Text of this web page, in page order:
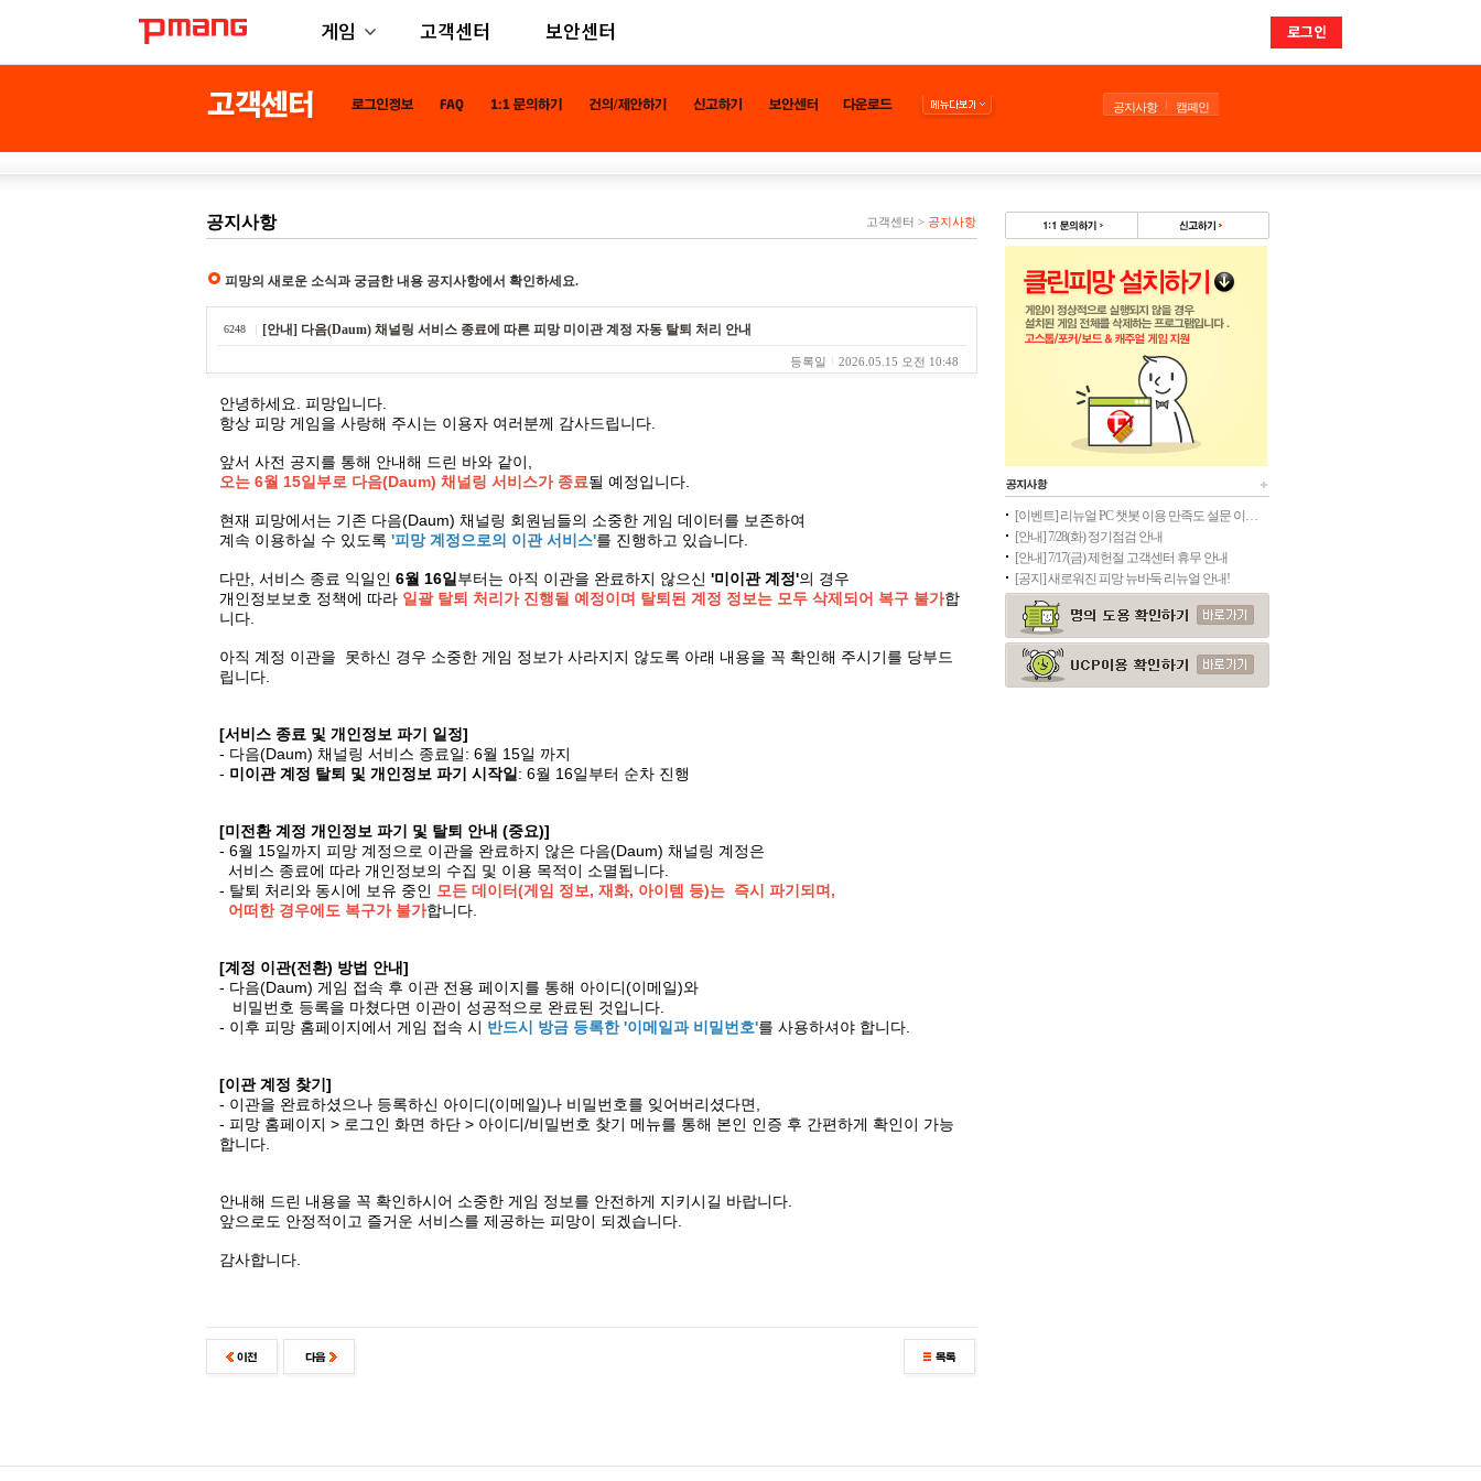
게임 고객센터 보안센터 로그인
공지사항 캠페인
공지사항 고객센터 > 공지사항
피망의 새로운 소식과 궁금한 내용 공지사항에서 확인하세요.
6248 [안내] 다음(Daum) 채널링 서비스 종료에 따른 피망 미이관 계정 자동 탈퇴 처리 안내
등록일 2026.05.15 오전 10:48
안녕하세요. 피망입니다.
항상 피망 게임을 사랑해 주시는 이용자 여러분께 감사드립니다.
앞서 사전 공지를 통해 안내해 드린 바와 같이,
오는 6월 15일부로 다음(Daum) 채널링 서비스가 종료될 예정입니다.
현재 피망에서는 기존 다음(Daum) 채널링 회원님들의 소중한 게임 데이터를 보존하여
계속 이용하실 수 있도록 '피망 계정으로의 이관 서비스'를 진행하고 있습니다.
다만, 서비스 종료 익일인 6월 16일 부터는 아직 이관을 완료하지 않으신 '미이관 계정'의 경우
개인정보보호 정책에 따라 일괄 탈퇴 처리가 진행될 예정이며 탈퇴된 계정 정보는 모두 삭제되어 복구 불가합
니다.
아직 계정 이관을 못하신 경우 소중한 게임 정보가 사라지지 않도록 아래 내용을 꼭 확인해 주시기를 당부드
립니다.
[서비스 종료 및 개인정보 파기 일정]
- 다음(Daum) 채널링 서비스 종료일: 6월 15일 까지
- 미이관 계정 탈퇴 및 개인정보 파기 시작일 : 6월 16일부터 순차 진행
[미전환 계정 개인정보 파기 및 탈퇴 안내 (중요)]
- 6월 15일까지 피망 계정으로 이관을 완료하지 않은 다음(Daum) 채널링 계정은
서비스 종료에 따라 개인정보의 수집 및 이용 목적이 소멸됩니다.
- 탈퇴 처리와 동시에 보유 중인 모든 데이터(게임 정보, 재화, 아이템 등)는 즉시 파기되며,
어떠한 경우에도 복구가 불가합니다.
[계정 이관(전환) 방법 안내]
- 다음(Daum) 게임 접속 후 이관 전용 페이지를 통해 아이디(이메일)와
비밀번호 등록을 마쳤다면 이관이 성공적으로 완료된 것입니다.
- 이후 피망 홈페이지에서 게임 접속 시 반드시 방금 등록한 '이메일과 비밀번호'를 사용하셔야 합니다.
[이관 계정 찾기]
- 이관을 완료하셨으나 등록하신 아이디(이메일)나 비밀번호를 잊어버리셨다면,
- 피망 홈페이지 > 로그인 화면 하단 > 아이디/비밀번호 찾기 메뉴를 통해 본인 인증 후 간편하게 확인이 가능
합니다.
안내해 드린 내용을 꼭 확인하시어 소중한 게임 정보를 안전하게 지키시길 바랍니다.
앞으로도 안정적이고 즐거운 서비스를 제공하는 피망이 되겠습니다.
감사합니다.
[이벤트] 리뉴얼 PC 챗봇 이용 만족도 설문 이벤트(종료)
[안내] 7/28(화) 정기점검 안내
[안내] 7/17(금) 제헌절 고객센터 휴무 안내
[공지] 새로워진 피망 뉴바둑 리뉴얼 안내!